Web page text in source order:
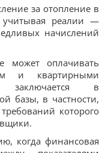
за отопление в
учитывая реалии —
начислений
оплачивать
и квартирными
заключается в
базы, в частности,
которого
когда финансовая